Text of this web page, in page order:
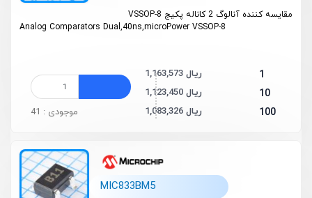
مقایسه کننده آنالوگ 2 کاناله پکیج VSSOP-8
Analog Comparators Dual,40ns,microPower VSSOP-8
1 1,163,573 ریال
10 1,123,450 ریال
100 1,083,326 ریال موجودی : 41
MIC833BM5